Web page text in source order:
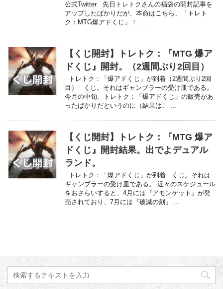
公式Twitter 先日トレトクさんの福袋の開封記事を
アップしたばかりだが、本命はこちら、「トレト
ク：MTG爆アドくじ」！ ...
【くじ開封】トレトク：『MTG 爆ア
ドくじ』開封。（2週間ぶり2回目）
トレトク：「爆アドくじ」が到着（2週間ぶり2回
目） くじ。それはギャンブラーの受け皿である。
今月の中旬、トレトク：「爆アドくじ」の販売があ
ったばかりだというのに（結果はこ ...
【くじ開封】トレトク：『MTG 爆ア
ドくじ』開封結果。出でよデュアル
ランド。
トレトク：「爆アドくじ」が到着 くじ。それは
ギャンブラーの受け皿である。 近々のスケジュール
をおさらいすると、4月には『アモンケット』が発
売されており、7月には『破滅の刻』 ...